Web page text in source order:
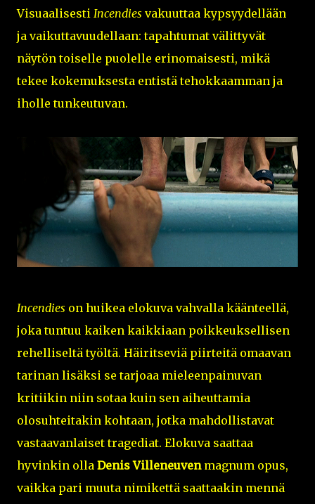
Visuaalisesti Incendies vakuuttaa kypsyydellään
ja vaikuttavuudellaan: tapahtumat välittyvät
näytön toiselle puolelle erinomaisesti, mikä
tekee kokemuksesta entistä tehokkaamman ja
iholle tunkeutuvan.
Incendies on huikea elokuva vahvalla käänteellä,
joka tuntuu kaiken kaikkiaan poikkeuksellisen
rehelliseltä työltä. Häiritseviä piirteitä omaavan
tarinan lisäksi se tarjoaa mieleenpainuvan
kritiikin niin sotaa kuin sen aiheuttamia
olosuhteitakin kohtaan, jotka mahdollistavat
vastaavanlaiset tragediat. Elokuva saattaa
hyvinkin olla Denis Villeneuven magnum opus,
vaikka pari muuta nimikettä saattaakin mennä